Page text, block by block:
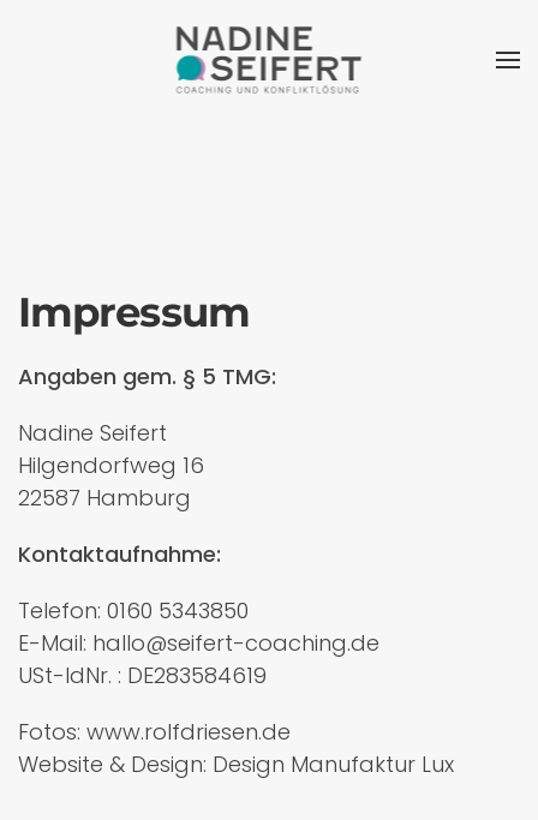
Impressum
Angaben gem. § 5 TMG:
Nadine Seifert
Hilgendorfweg 16
22587 Hamburg
Kontaktaufnahme:
Telefon: 0160 5343850
E-Mail: hallo@seifert-coaching.de
USt-IdNr. : DE283584619
Fotos: www.rolfdriesen.de
Website & Design: Design Manufaktur Lux